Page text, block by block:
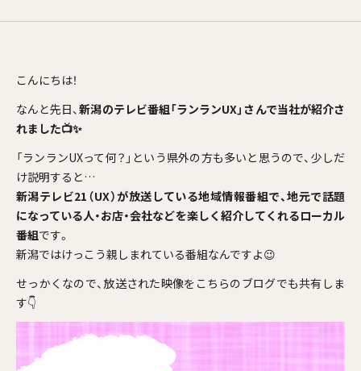
こんにちは！
なんと先日、新潟のテレビ番組「ランランUX」さんで当社が紹介さ
れました📺✨
「ランランUXって何？」という県外の方も多いと思うので、少しだ
け説明すると…
新潟テレビ21（UX）が放送している地域情報番組で、地元で話題
になっている人・お店・会社などを楽しく紹介してくれるローカル
番組です。
新潟ではけっこう親しまれている番組なんですよ😉
せっかくなので、放送された映像をこちらのブログでも共有しま
す👇